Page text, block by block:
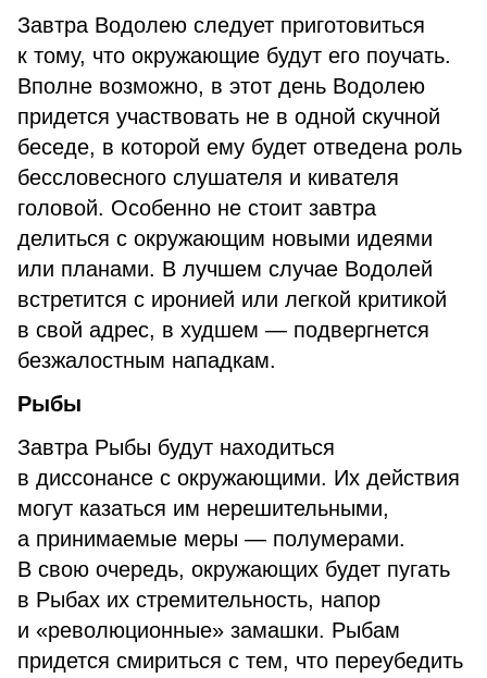
Завтра Водолею следует приготовиться
к тому, что окружающие будут его поучать.
Вполне возможно, в этот день Водолею
придется участвовать не в одной скучной
беседе, в которой ему будет отведена роль
бессловесного слушателя и кивателя
головой. Особенно не стоит завтра
делиться с окружающим новыми идеями
или планами. В лучшем случае Водолей
встретится с иронией или легкой критикой
в свой адрес, в худшем — подвергнется
безжалостным нападкам.
Рыбы
Завтра Рыбы будут находиться
в диссонансе с окружающими. Их действия
могут казаться им нерешительными,
а принимаемые меры — полумерами.
В свою очередь, окружающих будет пугать
в Рыбах их стремительность, напор
и «революционные» замашки. Рыбам
придется смириться с тем, что переубедить